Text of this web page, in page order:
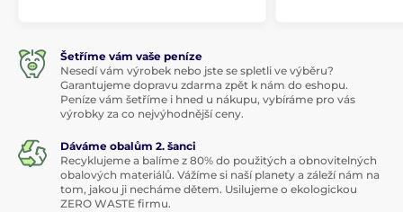
Šetříme vám vaše peníze
Nesedí vám výrobek nebo jste se spletli ve výběru?
Garantujeme dopravu zdarma zpět k nám do eshopu.
Peníze vám šetříme i hned u nákupu, vybíráme pro vás
výrobky za co nejvýhodnější ceny.
Dáváme obalům 2. šanci
Recyklujeme a balíme z 80% do použitých a obnovitelných
obalových materiálů. Vážíme si naší planety a záleží nám na
tom, jakou ji necháme dětem. Usilujeme o ekologickou
ZERO WASTE firmu.